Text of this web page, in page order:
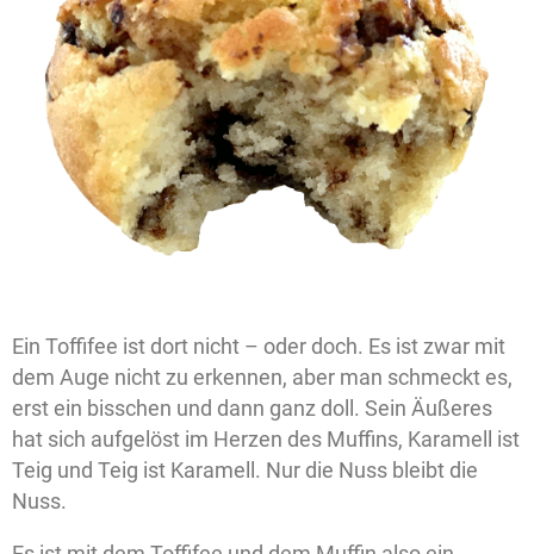
Ein Toffifee ist dort nicht – oder doch. Es ist zwar mit
dem Auge nicht zu erkennen, aber man schmeckt es,
erst ein bisschen und dann ganz doll. Sein Äußeres
hat sich aufgelöst im Herzen des Muffins, Karamell ist
Teig und Teig ist Karamell. Nur die Nuss bleibt die
Nuss.